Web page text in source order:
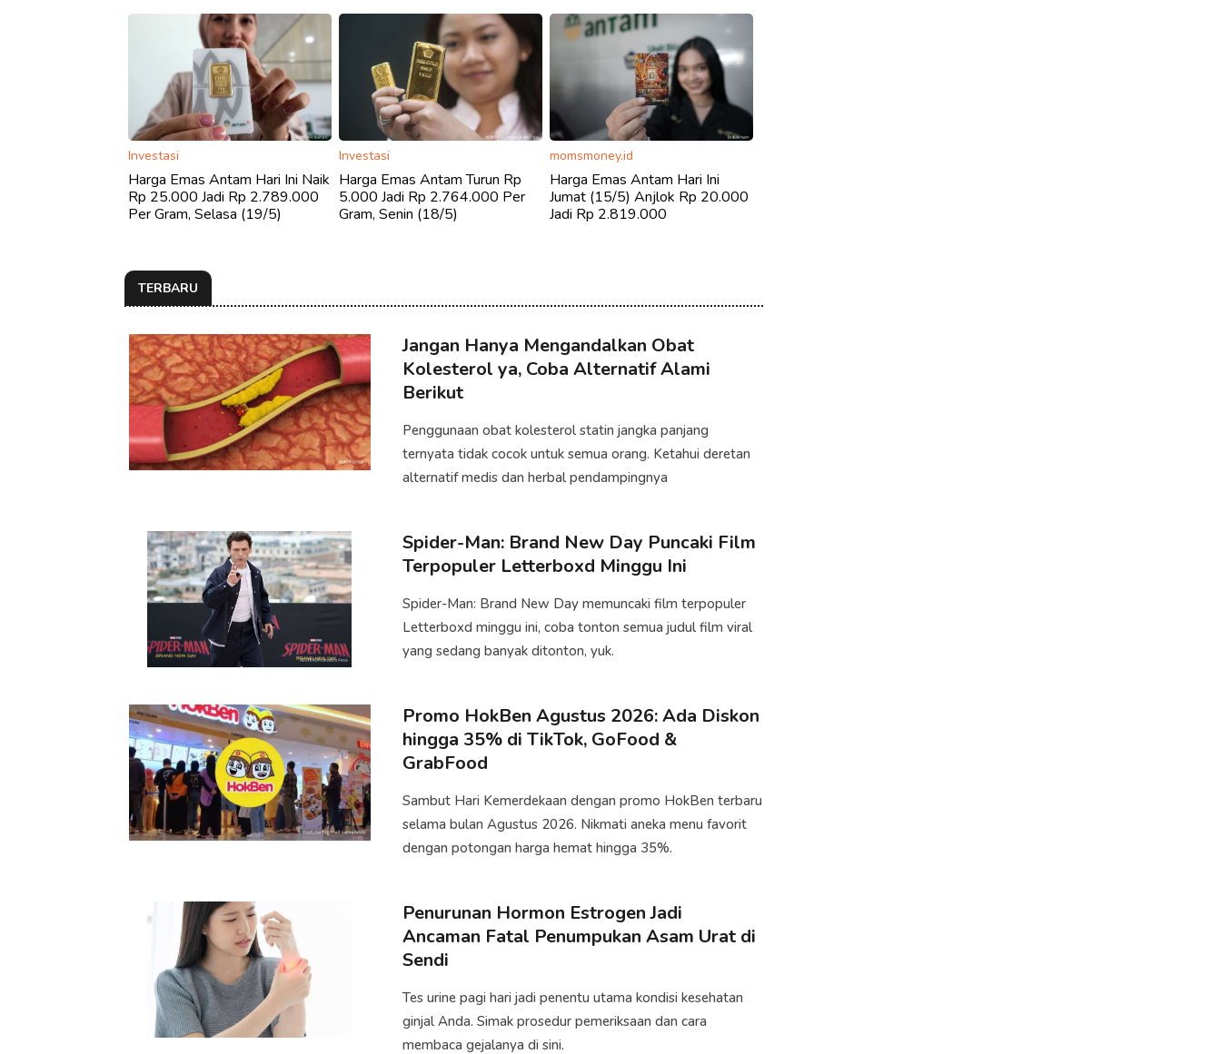
Investasi
Harga Emas Antam Hari Ini Naik
Rp 25.000 Jadi Rp 2.789.000
Per Gram, Selasa (19/5)
Investasi
Harga Emas Antam Turun Rp
5.000 Jadi Rp 2.764.000 Per
Gram, Senin (18/5)
momsmoney.id
Harga Emas Antam Hari Ini
Jumat (15/5) Anjlok Rp 20.000
Jadi Rp 2.819.000
TERBARU
Jangan Hanya Mengandalkan Obat
Kolesterol ya​, Coba Alternatif Alami
Berikut
Penggunaan obat kolesterol statin jangka panjang
ternyata tidak cocok untuk semua orang. Ketahui deretan
alternatif medis dan herbal pendampingnya
Spider-Man: Brand New Day Puncaki Film
Terpopuler Letterboxd Minggu Ini
Spider-Man: Brand New Day memuncaki film terpopuler
Letterboxd minggu ini, coba tonton semua judul film viral
yang sedang banyak ditonton, yuk.
Promo HokBen Agustus 2026: Ada Diskon
hingga 35% di TikTok, GoFood &
GrabFood
Sambut Hari Kemerdekaan dengan promo HokBen terbaru
selama bulan Agustus 2026. Nikmati aneka menu favorit
dengan potongan harga hemat hingga 35%.
Penurunan Hormon Estrogen Jadi
Ancaman Fatal Penumpukan Asam Urat di
Sendi
Tes urine pagi hari jadi penentu utama kondisi kesehatan
ginjal Anda. Simak prosedur pemeriksaan dan cara
membaca gejalanya di sini.